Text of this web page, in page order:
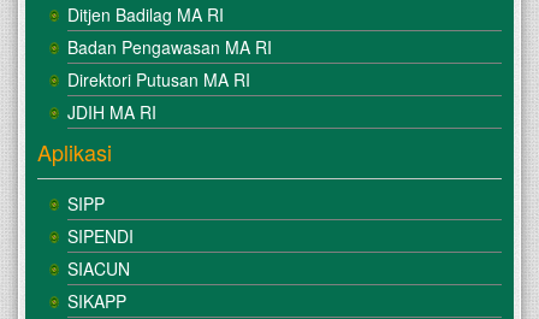
Ditjen Badilag MA RI
Badan Pengawasan MA RI
Direktori Putusan MA RI
JDIH MA RI
Aplikasi
SIPP
SIPENDI
SIACUN
SIKAPP